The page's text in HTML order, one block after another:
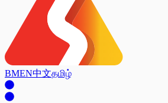
BMEN中文தமிழ்